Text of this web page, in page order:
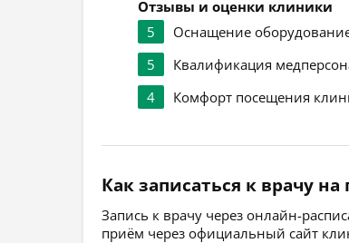
Отзывы и оценки клиники
5
Оснащение
5
Квалификация
4
Комфорт посещения
Как записаться к врачу
Запись к врачу через онлайн-
приём через официальный сайт